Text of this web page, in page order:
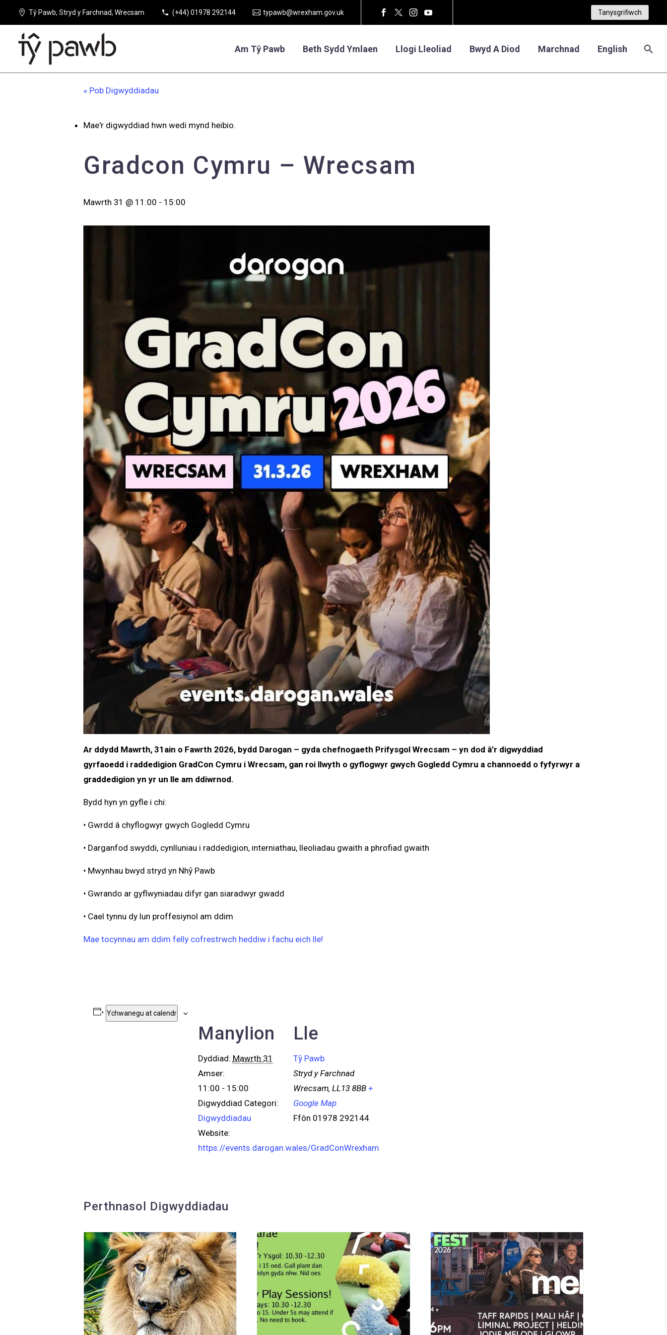
Tŷ Pawb, Stryd y Farchnad, Wrecsam (+44) 01978 292144 typawb@wrexham.gov.uk Tanysgrifiwch
Am Tŷ Pawb Beth Sydd Ymlaen Llogi Lleoliad Bwyd A Diod Marchnad English
« Pob Digwyddiadau
Mae'r digwyddiad hwn wedi mynd heibio.
Gradcon Cymru – Wrecsam
Mawrth 31 @ 11:00 - 15:00
Ar ddydd Mawrth, 31ain o Fawrth 2026, bydd Darogan – gyda chefnogaeth Prifysgol Wrecsam – yn dod â’r digwyddiad
gyrfaoedd i raddedigion GradCon Cymru i Wrecsam, gan roi llwyth o gyflogwyr gwych Gogledd Cymru a channoedd o fyfyrwyr a
graddedigion yn yr un lle am ddiwrnod.
Bydd hyn yn gyfle i chi:
• Gwrdd â chyflogwyr gwych Gogledd Cymru
• Darganfod swyddi, cynlluniau i raddedigion, interniathau, lleoliadau gwaith a phrofiad gwaith
• Mwynhau bwyd stryd yn Nhŷ Pawb
• Gwrando ar gyflwyniadau difyr gan siaradwyr gwadd
• Cael tynnu dy lun proffesiynol am ddim
Mae tocynnau am ddim felly cofrestrwch heddiw i fachu eich lle!
Ychwanegu at calendr
Manylion
Dyddiad: Mawrth 31
Amser:
11:00 - 15:00
Digwyddiad Categori:
Digwyddiadau
Website:
https://events.darogan.wales/GradConWrexham
Lle
Tŷ Pawb
Stryd y Farchnad
Wrecsam, LL13 8BB +
Google Map
Ffôn 01978 292144
Perthnasol Digwyddiadau